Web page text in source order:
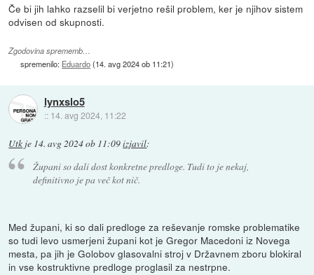
Če bi jih lahko razselil bi verjetno rešil problem, ker je njihov sistem
odvisen od skupnosti.
Zgodovina sprememb…
spremenilo: Eduardo(14. avg 2024 ob 11:21)
lynxslo5
:: 14. avg 2024, 11:22
Utk je 14. avg 2024 ob 11:09izjavil:
Župani so dali dost konkretne predloge. Tudi to je nekaj,
definitivno je pa več kot nič.
Med župani, ki so dali predloge za reševanje romske problematike
so tudi levo usmerjeni župani kot je Gregor Macedoni iz Novega
mesta, pa jih je Golobov glasovalni stroj v Državnem zboru blokiral
in vse kostruktivne predloge proglasil za nestrpne.